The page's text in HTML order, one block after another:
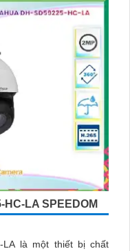
LA SPEEDOM
LA là một thiết bị chất